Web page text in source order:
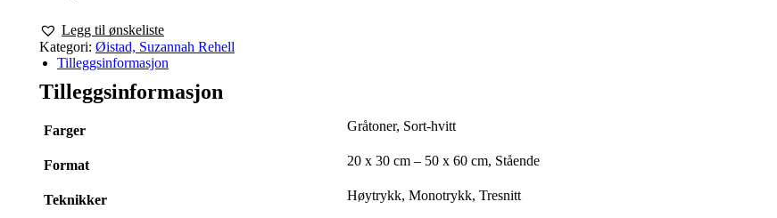
Legg til ønskeliste
Kategori: Øistad, Suzannah Rehell
Tilleggsinformasjon
Tilleggsinformasjon
Farger Gråtoner, Sort-hvitt
Format 20 x 30 cm – 50 x 60 cm, Stående
Teknikker Høytrykk, Monotrykk, Tresnitt